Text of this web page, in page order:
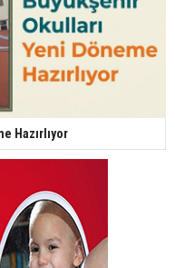
Hazırlıyor